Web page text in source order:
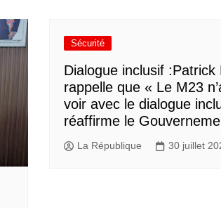
Sécurité
Dialogue inclusif :Patrick
rappelle que « Le M23
voir avec le dialogue
réaffirme le
La République 30 juillet